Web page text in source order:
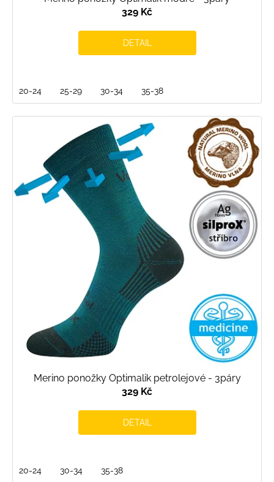
329 Kč
DETAIL
20-24 25-29 30-34 35-38
Merino ponožky Optimalik petrolejové - 3páry
329 Kč
DETAIL
20-24 30-34 35-38